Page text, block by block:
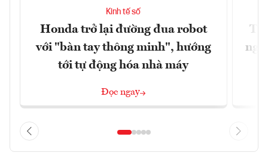
Kinh tế số
Honda trở lại đường đua robot
với "bàn tay thông minh", hướng
tới tự động hóa nhà máy
Đọc ngay